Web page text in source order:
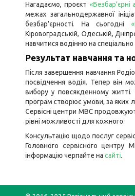
Нагадаємо, проєкт
межах загальнодержавної
безбар’єрності. На сьогодні
Кіровоградській, Одеській,
навчитися водінню на
Результат навчання та
Після завершення навчання
посвідчення водія. Тепер він
вибору у повсякденному житті.
програм створює умови, за яких
Сервісні центри МВС
рівні можливості для кожного.
Консультацію щодо послуг
Головного сервісного
інформацію черпайте на сайті.